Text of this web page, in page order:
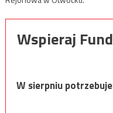
Wspieraj
W sierpniu